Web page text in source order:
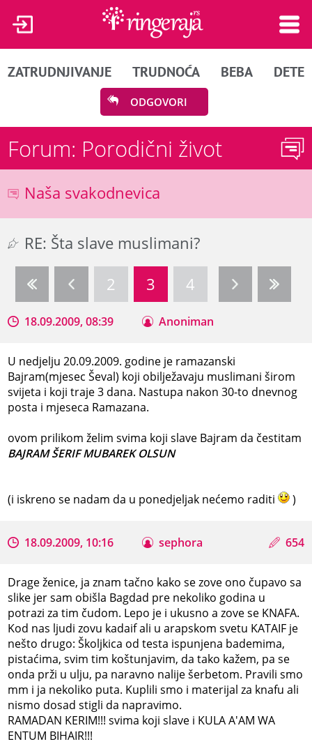
ZATRUDNJIVANJE TRUDNOĆA BEBA DETE
ODGOVORI
Forum: Porodični život
Naša svakodnevica
RE: Šta slave muslimani?
2
3 4
18.09.2009, 08:39 Anoniman
U nedjelju 20.09.2009. godine je ramazanski
Bajram(mjesec Ševal) koji obilježavaju muslimani širom
svijeta i koji traje 3 dana. Nastupa nakon 30-to dnevnog
posta i mjeseca Ramazana.
ovom prilikom želim svima koji slave Bajram da čestitam
BAJRAM ŠERIF MUBAREK OLSUN
(i iskreno se nadam da u ponedjeljak nećemo raditi )
18.09.2009, 10:16 sephora 654
Drage ženice, ja znam tačno kako se zove ono čupavo sa
slike jer sam obišla Bagdad pre nekoliko godina u
potrazi za tim čudom. Lepo je i ukusno a zove se KNAFA.
Kod nas ljudi zovu kadaif ali u arapskom svetu KATAIF je
nešto drugo: Školjkica od testa ispunjena bademima,
pistaćima, svim tim koštunjavim, da tako kažem, pa se
onda prži u ulju, pa naravno nalije šerbetom. Pravili smo
mm i ja nekoliko puta. Kuplili smo i materijal za knafu ali
nismo dosad stigli da napravimo.
RAMADAN KERIM!!! svima koji slave i KULA A'AM WA
ENTUM BIHAIR!!!